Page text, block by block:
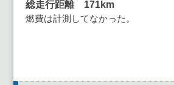
総走行距離 171km
燃費は計測してなかった。